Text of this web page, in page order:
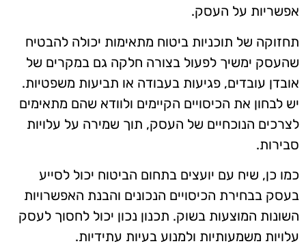
אפשריות על העסק.
תחזוקה של תוכניות ביטוח מתאימות יכולה להבטיח
שהעסק ימשיך לפעול בצורה חלקה גם במקרים של
אובדן עובדים, פגיעות בעבודה או תביעות משפטיות.
יש לבחון את הכיסויים הקיימים ולוודא שהם מתאימים
לצרכים הנוכחיים של העסק, תוך שמירה על עלויות
סבירות.
כמו כן, שיח עם יועצים בתחום הביטוח יכול לסייע
בעסק בבחירת הכיסויים הנכונים והבנת האפשרויות
השונות המוצעות בשוק. תכנון נכון יכול לחסוך לעסק
עלויות משמעותיות ולמנוע בעיות עתידיות.